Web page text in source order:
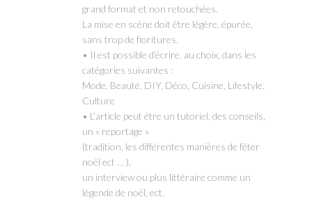
grand format et non retouchées.
La mise en scène doit être légère, épurée,
sans trop de fioritures.
• Il est possible d’écrire, au choix, dans les
catégories suivantes :
Mode, Beauté, DIY, Déco, Cuisine, Lifestyle,
Culture
• L’article peut être un tutoriel, des conseils,
un « reportage »
(tradition, les différentes manières de fêter
noël ect … ),
un interview ou plus littéraire comme un
légende de noël, ect.